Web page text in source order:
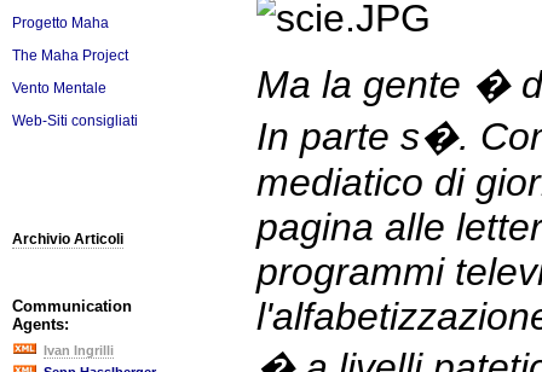
Progetto Maha
The Maha Project
Vento Mentale
Web-Siti consigliati
Archivio Articoli
Communication
Agents:
Ivan Ingrilli
Ma la gente �
In parte s�.
mediatico di
pagina alle
programmi